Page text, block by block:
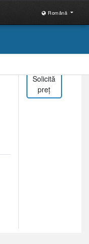
Română
Solicită
preț